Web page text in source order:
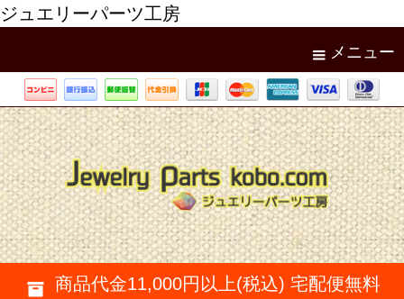
ジュエリーパーツ工房
メニュー
商品代金11,000円以上(税込) 宅配便無料